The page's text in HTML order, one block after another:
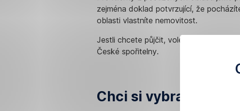
zejména doklad potvrzující, že
oblasti vlastníte nemovitost.
Jestli chcete půjčit, volejte
České spořitelny.
Chci si vybrat